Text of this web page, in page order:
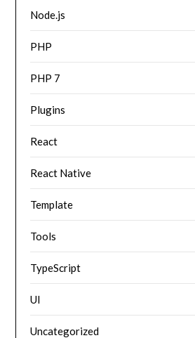
Node.js
PHP
PHP 7
Plugins
React
React Native
Template
Tools
TypeScript
UI
Uncategorized